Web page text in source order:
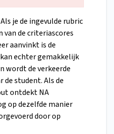
je de ingevulde rubric
van de criteriascores
aanvinkt is de
echter gemakkelijk
wordt de verkeerde
de student. Als de
ontdekt NA
op dezelfde manier
door op